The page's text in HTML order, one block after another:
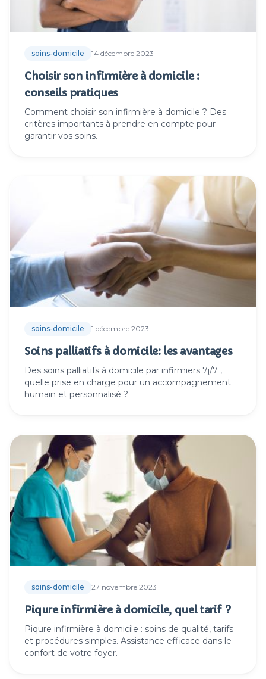
soins-domicile 14 décembre 2023
Choisir son infirmière à domicile :
conseils pratiques
Comment choisir son infirmière à domicile ? Des
critères importants à prendre en compte pour
garantir vos soins.
soins-domicile 1 décembre 2023
Soins palliatifs à domicile: les avantages
Des soins palliatifs à domicile par infirmiers 7j/7 ,
quelle prise en charge pour un accompagnement
humain et personnalisé ?
soins-domicile 27 novembre 2023
Piqure infirmière à domicile, quel tarif ?
Piqure infirmière à domicile : soins de qualité, tarifs
et procédures simples. Assistance efficace dans le
confort de votre foyer.